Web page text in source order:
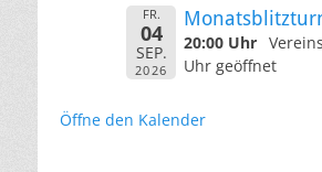
FR.
04
SEP.
2026
20:00 Uhr
Uhr geöffnet
Öffne den Kalender